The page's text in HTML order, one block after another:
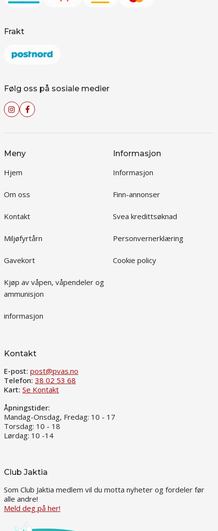
Frakt
Følg oss på sosiale medier
Meny
Hjem
Om oss
Kontakt
Miljøfyrtårn
Gavekort
Kjøp av våpen, våpendeler og
ammunisjon
informasjon
Informasjon
Informasjon
Finn-annonser
Svea kredittsøknad
Personvernerklæring
Cookie policy
Kontakt
E-post: post@pvas.no
Telefon: 38 02 53 68
Kart: Se Kontakt
Åpningstider:
Mandag-Onsdag, Fredag: 10 - 17
Torsdag: 10 - 18
Lørdag: 10 -14
Club Jaktia
Som Club Jaktia medlem vil du motta nyheter og fordeler før
alle andre!
Meld deg på her!